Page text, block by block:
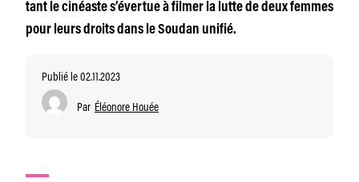
tant le cinéaste s’évertue à filmer la lutte de deux femmes
pour leurs droits dans le Soudan unifié.
Publié le 02.11.2023
Par Éléonore Houée